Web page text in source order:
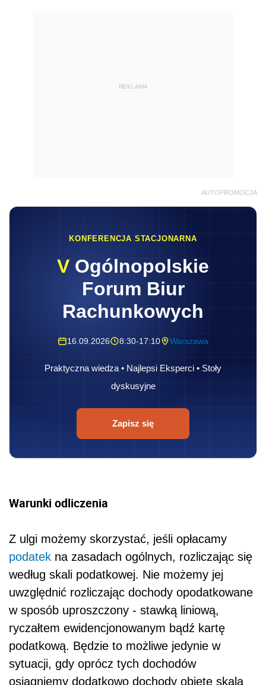
REKLAMA
AUTOPROMOCJA
KONFERENCJA STACJONARNA
V Ogólnopolskie
Forum Biur
Rachunkowych
16.09.2026 8:30-17:10 Warszawa
Praktyczna wiedza • Najlepsi Eksperci • Stoły
dyskusyjne
Zapisz się
Warunki odliczenia
Z ulgi możemy skorzystać, jeśli opłacamy
podatek na zasadach ogólnych, rozliczając się
według skali podatkowej. Nie możemy jej
uwzględnić rozliczając dochody opodatkowane
w sposób uproszczony - stawką liniową,
ryczałtem ewidencjonowanym bądź kartę
podatkową. Będzie to możliwe jedynie w
sytuacji, gdy oprócz tych dochodów
osiągniemy dodatkowo dochody objęte skalą